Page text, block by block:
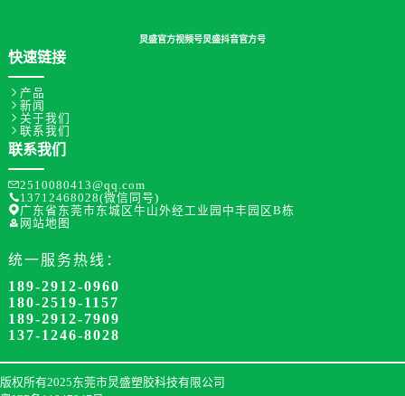
炅盛官方视频号炅盛抖音官方号
快速链接
 产品
 新闻
 关于我们
 联系我们
联系我们
2510080413@qq.com
13712468028(微信同号)
广东省东莞市东城区牛山外经工业园中丰园区B栋
 网站地图
统一服务热线：
189-2912-0960
180-2519-1157
189-2912-7909
137-1246-8028
版权所有2025东莞市炅盛塑胶科技有限公司